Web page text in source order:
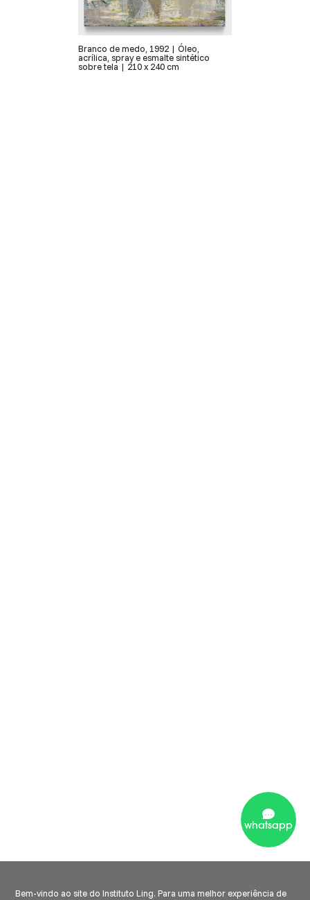
Branco de medo, 1992 | Óleo,
acrílica, spray e esmalte sintético
sobre tela | 210 x 240 cm
whatsapp
Bem-vindo ao site do Instituto Ling. Para uma melhor experiência de